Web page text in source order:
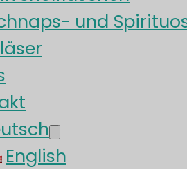
und
English